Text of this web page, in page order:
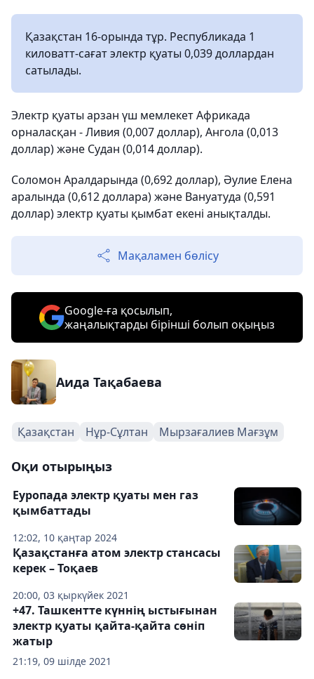
Қазақстан 16-орында тұр. Республикада 1
киловатт-сағат электр қуаты 0,039 доллардан
сатылады.
Электр қуаты арзан үш мемлекет Африкада
орналасқан - Ливия (0,007 доллар), Ангола (0,013
доллар) және Судан (0,014 доллар).
Соломон Аралдарында (0,692 доллар), Әулие Елена
аралында (0,612 доллара) және Вануатуда (0,591
доллар) электр қуаты қымбат екені анықталды.
Мақаламен бөлісу
Google-ға қосылып,
жаңалықтарды бірінші болып оқыңыз
Аида Тақабаева
Қазақстан Нұр-Сұлтан Мырзағалиев Мағзұм
Оқи отырыңыз
12:02, 10 қаңтар 2024
Еуропада электр қуаты мен газ
қымбаттады
20:00, 03 қыркүйек 2021
Қазақстанға атом электр стансасы
керек – Тоқаев
21:19, 09 шілде 2021
+47. Ташкентте күннің ыстығынан
электр қуаты қайта-қайта сөніп
жатыр